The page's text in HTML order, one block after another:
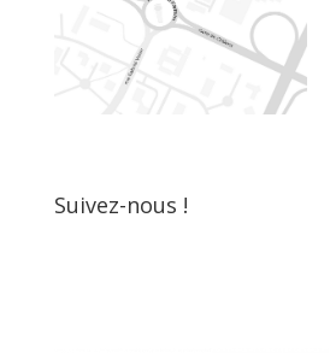
Suivez-nous !